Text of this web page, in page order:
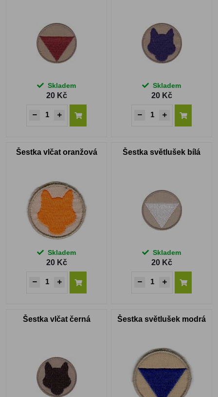
Skladem
20 Kč
Skladem
20 Kč
Šestka vlčat oranžová
Skladem
20 Kč
Šestka světlušek bílá
Skladem
20 Kč
Šestka vlčat černá Šestka světlušek modrá